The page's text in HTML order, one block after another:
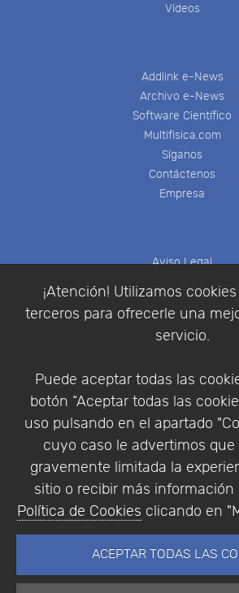
¡Atención! Utilizamos
terceros para ofrecerle una
servicio.
Puede aceptar todas las
botón “Aceptar todas las
uso pulsando en el apartado
cuyo caso le advertimos que
gravemente limitada la
sitio o recibir más información
Política de Cookies clicando en
ACEPTAR TODAS LAS
Videos
Addlink e-News
Archivo e-News
Software Científico
Multifisica.com
Síganos
Contáctenos
Empresa
Aviso Legal
Política de Privacidad
Condiciones de
Identificarse
Empresa|Aviso Legal| Política
Política de Cookies
© Copyright 1994 - 2026.
Científico, S.L.
Portugal.